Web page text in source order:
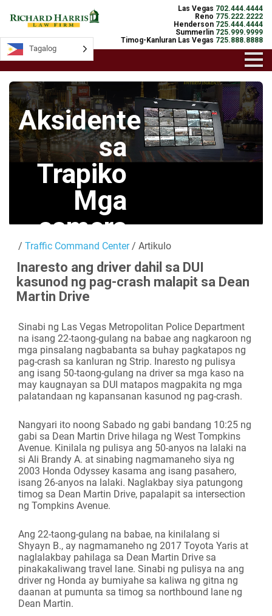
Las Vegas 702.444.4444
Reno 775.222.2222
Henderson 725.444.4444
Summerlin 725.999.9999
Timog-Kanluran Las Vegas 725.888.8888
Aksidente
sa
Trapiko
Mga
camera
Mga Live na
Camera
/ Traffic Command Center/ Artikulo
Inaresto ang driver dahil sa DUI
kasunod ng pag-crash malapit sa Dean
Martin Drive
Sinabi ng Las Vegas Metropolitan Police Department
na isang 22-taong-gulang na babae ang nagkaroon ng
mga pinsalang nagbabanta sa buhay pagkatapos ng
pag-crash sa kanluran ng Strip. Inaresto ng pulisya
ang isang 50-taong-gulang na driver sa mga kaso na
may kaugnayan sa DUI matapos magpakita ng mga
palatandaan ng kapansanan kasunod ng pag-crash.
Nangyari ito noong Sabado ng gabi bandang 10:25 ng
gabi sa Dean Martin Drive hilaga ng West Tompkins
Avenue. Kinilala ng pulisya ang 50-anyos na lalaki na
si Ali Brandy A. at sinabing nagmamaneho siya ng
2003 Honda Odyssey kasama ang isang pasahero,
isang 26-anyos na lalaki. Naglakbay siya patungong
timog sa Dean Martin Drive, papalapit sa intersection
ng Tompkins Avenue.
Ang 22-taong-gulang na babae, na kinilalang si
Shyayn B., ay nagmamaneho ng 2017 Toyota Yaris at
naglalakbay pahilaga sa Dean Martin Drive sa
pinakakaliwang travel lane. Sinabi ng pulisya na ang
driver ng Honda ay bumiyahe sa kaliwa ng gitna ng
daanan at pumunta sa timog sa northbound lane ng
Dean Martin.
Tagalog
Tagalog